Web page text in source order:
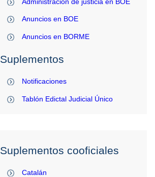
Anuncios en BOE
Anuncios en BORME
Suplementos
Notificaciones
Tablón Edictal Judicial Único
Suplementos cooficiales
Catalán